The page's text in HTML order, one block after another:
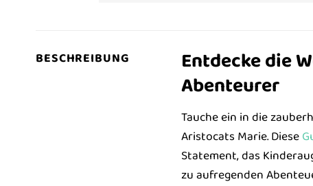
BESCHREIBUNG
Entdecke die
Abenteurer
Tauche ein in die
Aristocats Marie. Diese
Statement, das
zu aufregenden